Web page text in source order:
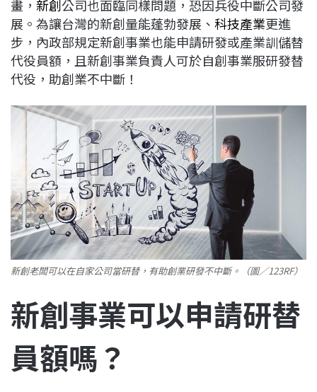
b
o
o
k
a
d
s
e
d
I
n
L
i
n
k
畫， 新創公司也面臨同樣問題，恐因兵役中斷公司發
展。為讓台灣的新創量能蓬勃發展、 科技產業更進
步，內政部規定新創事業也能申請研發或產業訓儲替
代役員額，且新創事業負責人可於自創事業服研發替
代役，助創業不中斷！
新創老闆可以在自家公司當研替，有助創業研發不中斷。（圖／123RF）
新創事業可以申請研替
員額嗎？